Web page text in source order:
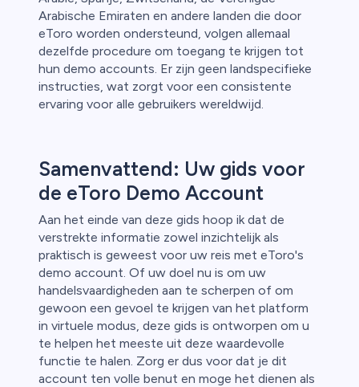
Arabische Emiraten en andere landen die door
eToro worden ondersteund, volgen allemaal
dezelfde procedure om toegang te krijgen tot
hun demo accounts. Er zijn geen landspecifieke
instructies, wat zorgt voor een consistente
ervaring voor alle gebruikers wereldwijd.
Samenvattend: Uw gids voor
de eToro Demo Account
Aan het einde van deze gids hoop ik dat de
verstrekte informatie zowel inzichtelijk als
praktisch is geweest voor uw reis met eToro's
demo account. Of uw doel nu is om uw
handelsvaardigheden aan te scherpen of om
gewoon een gevoel te krijgen van het platform
in virtuele modus, deze gids is ontworpen om u
te helpen het meeste uit deze waardevolle
functie te halen. Zorg er dus voor dat je dit
account ten volle benut en moge het dienen als